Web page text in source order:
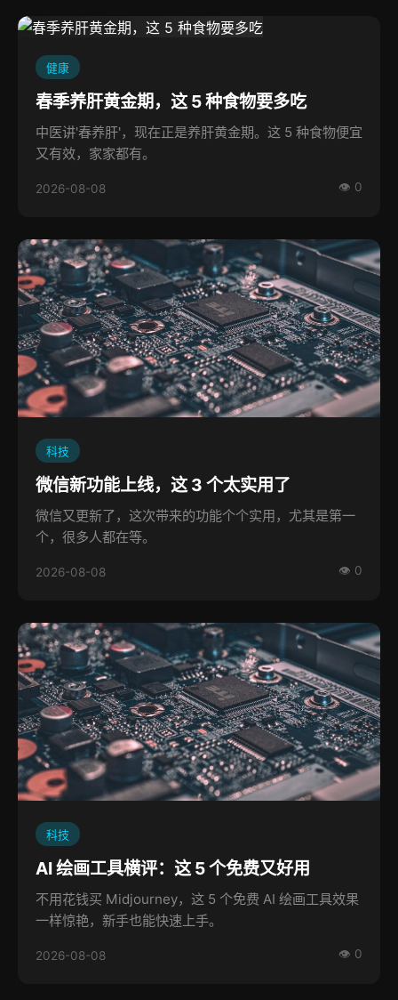
健康
春季养肝黄金期，这 5 种食物要多吃
中医讲'春养肝'，现在正是养肝黄金期。这 5 种食物便宜
又有效，家家都有。
2026-08-08 👁 0
科技
微信新功能上线，这 3 个太实用了
微信又更新了，这次带来的功能个个实用，尤其是第一
个，很多人都在等。
2026-08-08 👁 0
科技
AI 绘画工具横评：这 5 个免费又好用
不用花钱买 Midjourney，这 5 个免费 AI 绘画工具效果
一样惊艳，新手也能快速上手。
2026-08-08 👁 0